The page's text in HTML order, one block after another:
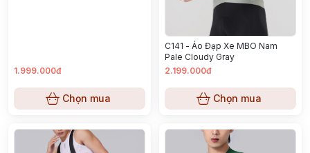
1.999.000đ
Chọn mua
C141 - Áo Đạp Xe MBO Nam
Pale Cloudy Gray
2.199.000đ
Chọn mua